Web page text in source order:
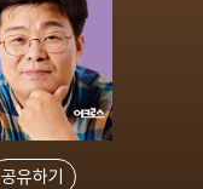
공유하기